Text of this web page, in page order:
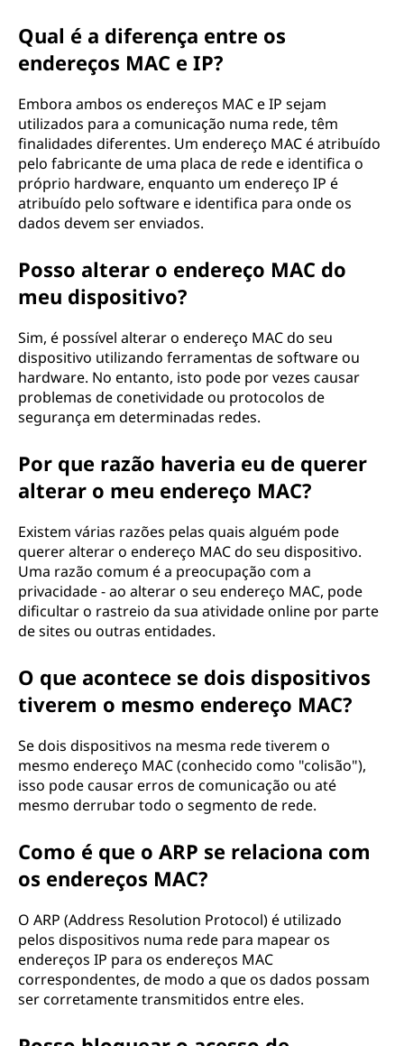
Qual é a diferença entre os
endereços MAC e IP?
Embora ambos os endereços MAC e IP sejam
utilizados para a comunicação numa rede, têm
finalidades diferentes. Um endereço MAC é atribuído
pelo fabricante de uma placa de rede e identifica o
próprio hardware, enquanto um endereço IP é
atribuído pelo software e identifica para onde os
dados devem ser enviados.
Posso alterar o endereço MAC do
meu dispositivo?
Sim, é possível alterar o endereço MAC do seu
dispositivo utilizando ferramentas de software ou
hardware. No entanto, isto pode por vezes causar
problemas de conetividade ou protocolos de
segurança em determinadas redes.
Por que razão haveria eu de querer
alterar o meu endereço MAC?
Existem várias razões pelas quais alguém pode
querer alterar o endereço MAC do seu dispositivo.
Uma razão comum é a preocupação com a
privacidade - ao alterar o seu endereço MAC, pode
dificultar o rastreio da sua atividade online por parte
de sites ou outras entidades.
O que acontece se dois dispositivos
tiverem o mesmo endereço MAC?
Se dois dispositivos na mesma rede tiverem o
mesmo endereço MAC (conhecido como "colisão"),
isso pode causar erros de comunicação ou até
mesmo derrubar todo o segmento de rede.
Como é que o ARP se relaciona com
os endereços MAC?
O ARP (Address Resolution Protocol) é utilizado
pelos dispositivos numa rede para mapear os
endereços IP para os endereços MAC
correspondentes, de modo a que os dados possam
ser corretamente transmitidos entre eles.